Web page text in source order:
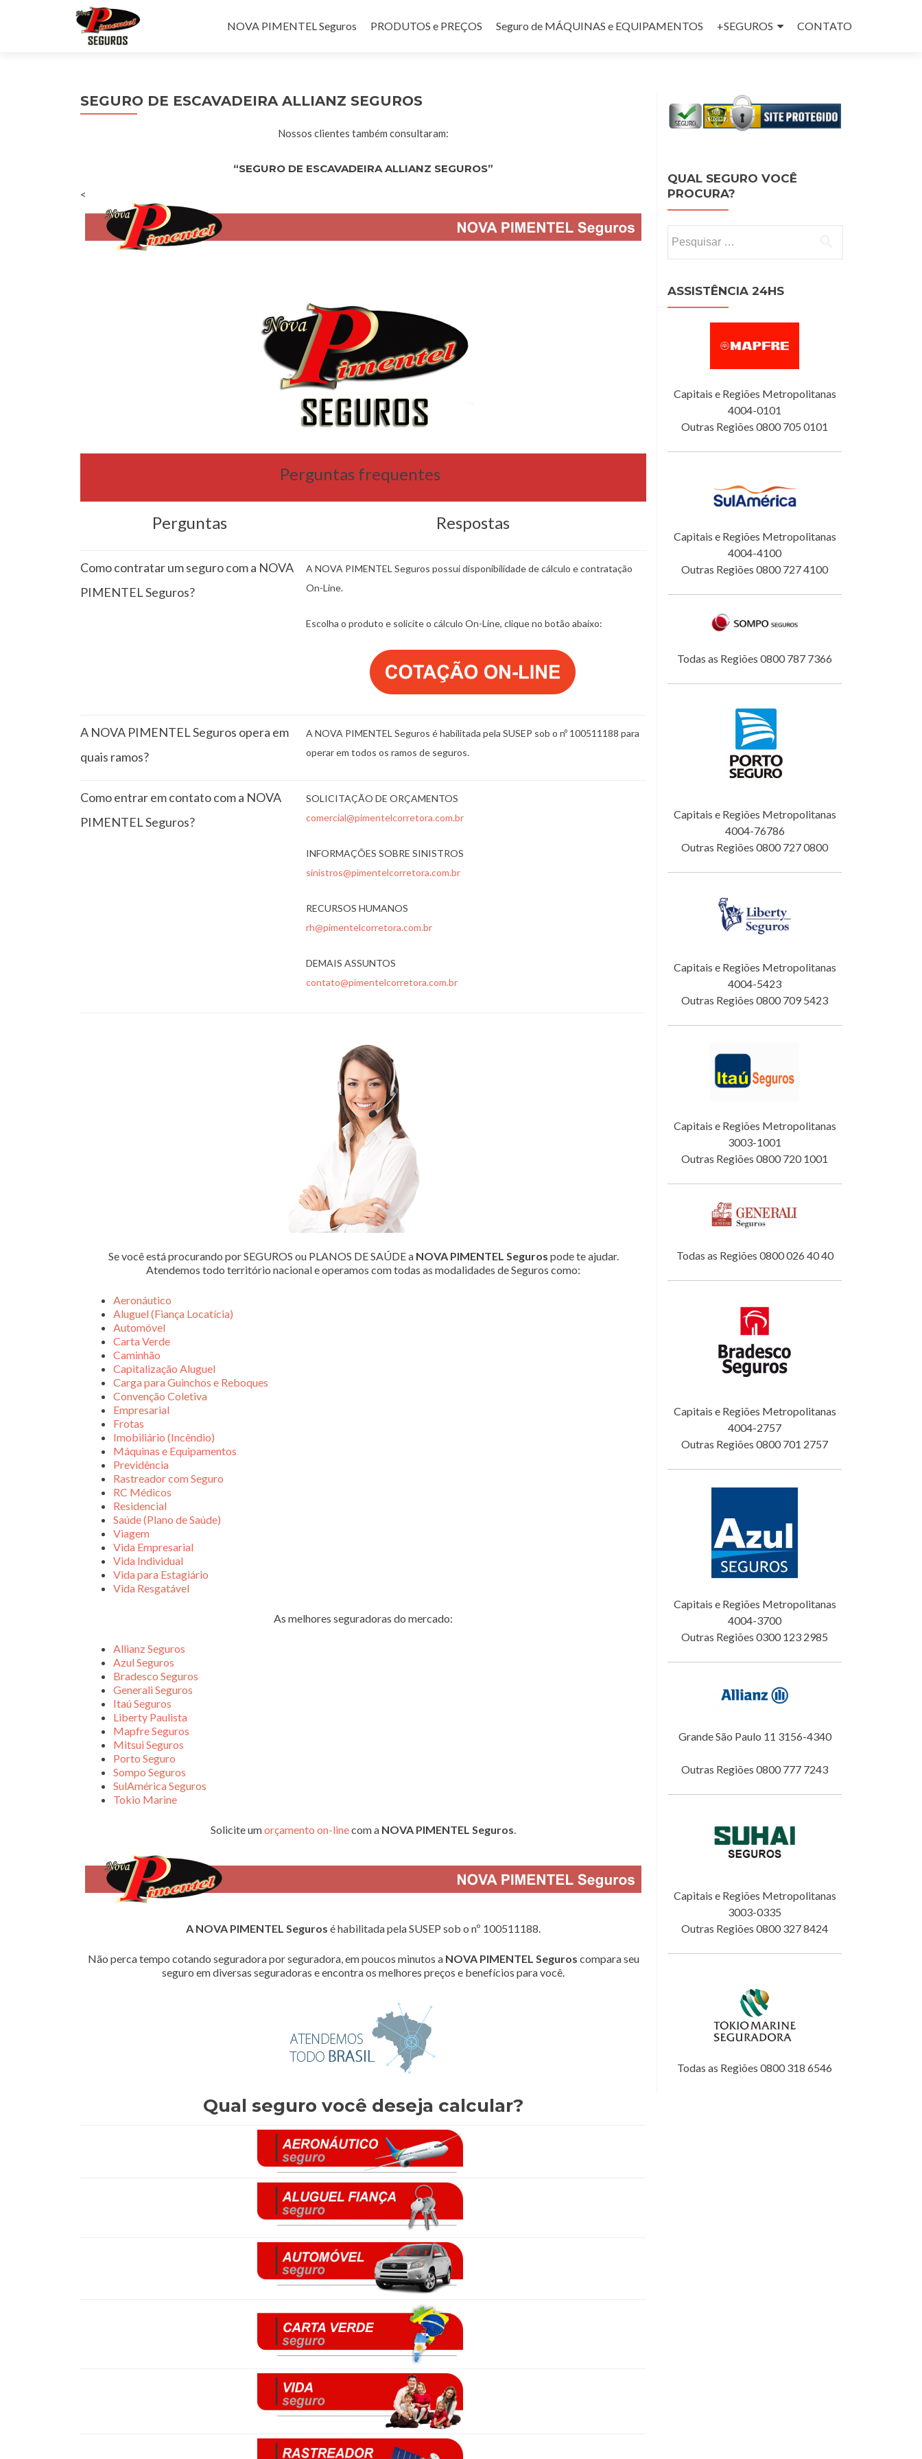
NOVA PIMENTEL Seguros
PRODUTOS e PREÇOS Seguro de MÁQUINAS e EQUIPAMENTOS +SEGUROS CONTATO
SEGURO DE ESCAVADEIRA ALLIANZ SEGUROS
Nossos clientes também consultaram:
“SEGURO DE ESCAVADEIRA ALLIANZ SEGUROS”
<
Perguntas frequentes
Perguntas Respostas
Como contratar um seguro com a NOVA
PIMENTEL Seguros?
A NOVA PIMENTEL Seguros possui disponibilidade de cálculo e contratação
On-Line.
Escolha o produto e solicite o cálculo On-Line, clique no botão abaixo:
A NOVA PIMENTEL Seguros opera em
quais ramos?
A NOVA PIMENTEL Seguros é habilitada pela SUSEP sob o nº 100511188 para
operar em todos os ramos de seguros.
Como entrar em contato com a NOVA
PIMENTEL Seguros?
SOLICITAÇÃO DE ORÇAMENTOS
comercial@pimentelcorretora.com.br
INFORMAÇÕES SOBRE SINISTROS
sinistros@pimentelcorretora.com.br
RECURSOS HUMANOS
rh@pimentelcorretora.com.br
DEMAIS ASSUNTOS
contato@pimentelcorretora.com.br
Se você está procurando por SEGUROS ou PLANOS DE SAÚDE a NOVA PIMENTEL Seguros pode te ajudar.
Atendemos todo território nacional e operamos com todas as modalidades de Seguros como:
Aeronáutico
Aluguel (Fiança Locatícia)
Automóvel
Carta Verde
Caminhão
Capitalização Aluguel
Carga para Guinchos e Reboques
Convenção Coletiva
Empresarial
Frotas
Imobiliário (Incêndio)
Máquinas e Equipamentos
Previdência
Rastreador com Seguro
RC Médicos
Residencial
Saúde (Plano de Saúde)
Viagem
Vida Empresarial
Vida Individual
Vida para Estagiário
Vida Resgatável
As melhores seguradoras do mercado:
Allianz Seguros
Azul Seguros
Bradesco Seguros
Generali Seguros
Itaú Seguros
Liberty Paulista
Mapfre Seguros
Mitsui Seguros
Porto Seguro
Sompo Seguros
SulAmérica Seguros
Tokio Marine
Solicite umorçamento on-linecom a NOVA PIMENTEL Seguros.
A NOVA PIMENTEL Seguros é habilitada pela SUSEP sob o nº 100511188.
Não perca tempo cotando seguradora por seguradora, em poucos minutos a NOVA PIMENTEL Seguros compara seu
seguro em diversas seguradoras e encontra os melhores preços e benefícios para você.
Qual seguro você deseja calcular?
QUAL SEGURO VOCÊ
PROCURA?
ASSISTÊNCIA 24HS
Capitais e Regiões Metropolitanas
4004-0101
Outras Regiões 0800 705 0101
Capitais e Regiões Metropolitanas
4004-4100
Outras Regiões 0800 727 4100
Todas as Regiões 0800 787 7366
Capitais e Regiões Metropolitanas
4004-76786
Outras Regiões 0800 727 0800
Capitais e Regiões Metropolitanas
4004-5423
Outras Regiões 0800 709 5423
Capitais e Regiões Metropolitanas
3003-1001
Outras Regiões 0800 720 1001
Todas as Regiões 0800 026 40 40
Capitais e Regiões Metropolitanas
4004-2757
Outras Regiões 0800 701 2757
Capitais e Regiões Metropolitanas
4004-3700
Outras Regiões 0300 123 2985
Grande São Paulo 11 3156-4340
Outras Regiões 0800 777 7243
Capitais e Regiões Metropolitanas
3003-0335
Outras Regiões 0800 327 8424
Todas as Regiões 0800 318 6546